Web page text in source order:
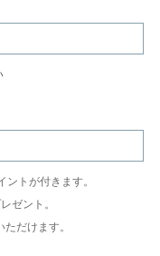
トが付きます。
ゼント。
だけます。